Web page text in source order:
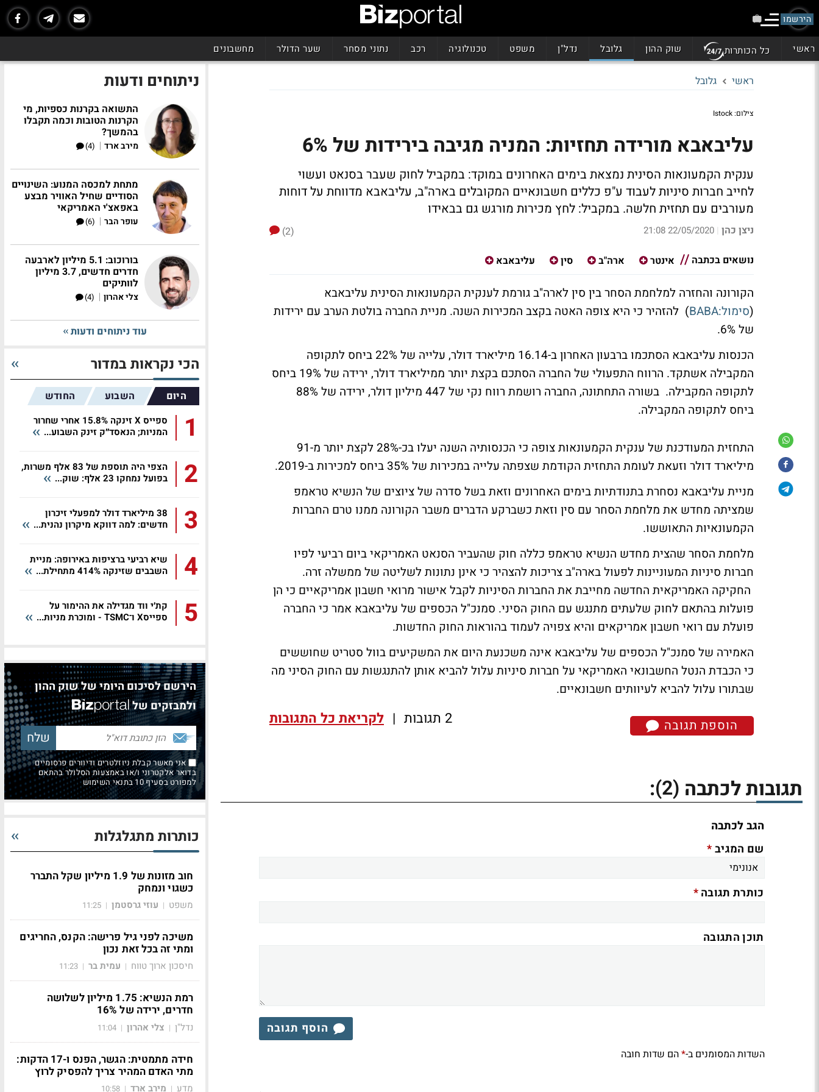
הירשמו
ראשי כל הכותרות שוק ההון גלובל נדל"ן משפט טכנולוגיה רכב נתוני מסחר שער הדולר מחשבונים
ראשי גלובל
צילום: Istock
עליבאבא מורידה תחזיות: המניה מגיבה בירידות של 6%
ענקית הקמעונאות הסינית נמצאת בימים האחרונים במוקד: במקביל לחוק שעבר בסנאט ועשוי
לחייב חברות סיניות לעבוד ע"פ כללים חשבונאיים המקובלים בארה"ב, עליבאבא מדווחת על דוחות
מעורבים עם תחזית חלשה. במקביל: לחץ מכירות מורגש גם בבאידו
ניצן כהן |
22/05/2020 21:08
(2)
נושאים בכתבה
אינטר ארה"ב סין עליבאבא
הקורונה והחזרה למלחמת הסחר בין סין לארה"ב גורמת לענקית הקמעונאות הסינית עליבאבא
(סימול:BABA
) להזהיר כי היא צופה האטה בקצב המכירות השנה. מניית החברה בולטת הערב עם ירידות
של 6%.
הכנסות עליבאבא הסתכמו ברבעון האחרון ב-16.14 מיליארד דולר, עלייה של 22% ביחס לתקופה
המקבילה אשתקד. הרווח התפעולי של החברה הסתכם בקצת יותר ממיליארד דולר, ירידה של 19% ביחס
לתקופה המקבילה. בשורה התחתונה, החברה רושמת רווח נקי של 447 מיליון דולר, ירידה של 88%
ביחס לתקופה המקבילה.
התחזית המעודכנת של ענקית הקמעונאות צופה כי הכנסותיה השנה יעלו בכ-28% לקצת יותר מ-91
מיליארד דולר וזעאת לעומת התחזית הקודמת שצפתה עלייה במכירות של 35% ביחס למכירות ב-2019.
מניית עליבאבא נסחרת בתנודתיות בימים האחרונים וזאת בשל סדרה של ציוצים של הנשיא טראמפ
שמציתה מחדש את מלחמת הסחר עם סין וזאת כשברקע הדברים משבר הקורונה ממנו טרם החברות
הקמעונאיות התאוששו.
מלחמת הסחר שהצית מחדש הנשיא טראמפ כללה חוק שהעביר הסנאט האמריקאי ביום רביעי לפיו
חברות סיניות המעוניינות לפעול בארה"ב צריכות להצהיר כי אינן נתונות לשליטה של ממשלה זרה.
החקיקה האמריקאית החדשה מחייבת את החברות הסיניות לקבל אישור מרואי חשבון אמריקאיים כי הן
פועלות בהתאם לחוק שלעתים מתנגש עם החוק הסיני. סמנכ"ל הכספים של עליבאבא אמר כי החברה
פועלת עם רואי חשבון אמריקאים והיא צפויה לעמוד בהוראות החוק החדשות.
האמירה של סמנכ"ל הכספים של עליבאבא אינה משכנעת היום את המשקיעים בוול סטריט שחוששים
כי הכבדת הנטל החשבונאי האמריקאי על חברות סיניות עלול להביא אותן להתנגשות עם החוק הסיני מה
שבתורו עלול להביא לעיוותים חשבונאיים.
הוספת תגובה 2 תגובות | לקריאת כל התגובות
תגובות לכתבה (2)
:
הגב לכתבה
שם המגיב*
כותרת תגובה*
תוכן התגובה
הוסף תגובה
השדות המסומנים ב-*הם שדות חובה
ניתוחים ודעות
התשואה בקרנות כספיות, מי
הקרנות הטובות וכמה תקבלו
בהמשך?
מירב ארד |
(4)
מתחת למכסה המנוע: השינויים
הסודיים שחיל האוויר מבצע
באפאצ'י האמריקאי
עופר הבר |
(6)
בורוכוב: 5.1 מיליון לארבעה
חדרים חדשים, 3.7 מיליון
לוותיקים
צלי אהרון |
(4)
עוד ניתוחים ודעות
הכי נקראות במדור
היום השבוע החודש
1
ספייס X זינקה 15.8% אחרי שחרור
המניות; הנאסד״ק זינק השבוע...
2
הצפי היה תוספת של 83 אלף משרות,
בפועל נמחקו 23 אלף: שוק...
3
38 מיליארד דולר למפעלי זיכרון
חדשים: למה דווקא מיקרון נהנית...
4
שיא רביעי ברציפות באירופה: מניית
השבבים שזינקה 414% מתחילת...
5
קת׳י ווד מגדילה את ההימור על
ספייסX ו־TSMC - ומוכרת מניות...
הירשם לסיכום היומי של שוק ההון
ולמבזקים של
אני מאשר קבלת ניוזלטרים ודיוורים פרסומיים
בדואר אלקטרוני ו/או באמצעות הסלולר בהתאם
למפורט בסעיף 10 בתנאי השימוש
כותרות מתגלגלות
חוב מזונות של 1.9 מיליון שקל התברר
כשגוי ונמחק
משפט | עוזי גרסטמן |
11:25
משיכה לפני גיל פרישה: הקנס, החריגים
ומתי זה בכל זאת נכון
חיסכון ארוך טווח | עמית בר |
11:23
רמת הנשיא: 1.75 מיליון לשלושה
חדרים, ירידה של 16%
נדל"ן | צלי אהרון |
11:04
חידה מתמטית: הגשר, הפנס ו-17 הדקות:
מתי האדם המהיר צריך להפסיק לרוץ
מדע | מירב ארד |
10:58